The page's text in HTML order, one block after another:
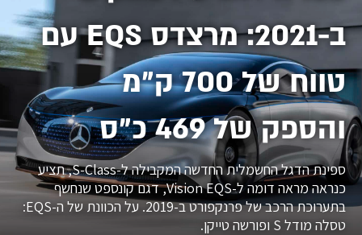
ב-2021: מרצדס EQS עם
טווח של 700 ק"מ
והספק של 469 כ"ס
ספינת הדגל החשמלית החדשה המקבילה ל-S-Class, תציע
כנראה מראה דומה ל-Vision EQS, דגם קונספט שנחשף
בתערוכת הרכב של פרנקפורט ב-2019. על הכוונת של ה-EQS:
טסלה מודל S ופורשה טייקן.